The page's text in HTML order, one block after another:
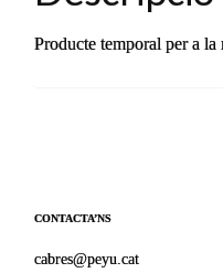
Producte temporal per a la
CONTACTA’NS
cabres@peyu.cat